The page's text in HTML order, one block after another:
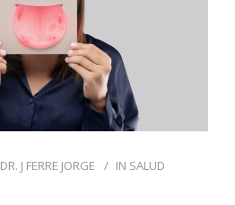
DR. J FERRE JORGE IN SALUD